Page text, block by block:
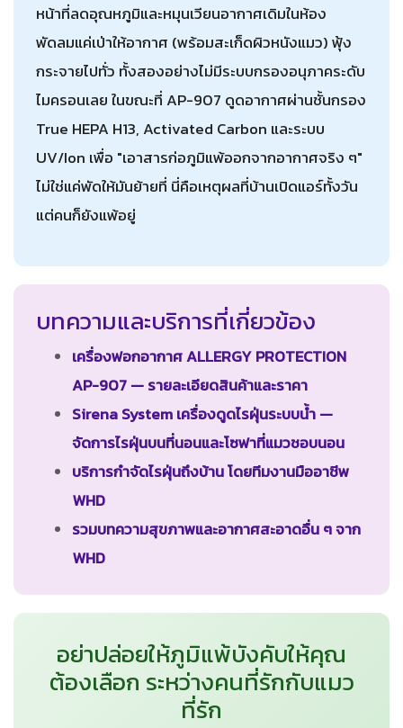
หน้าที่ลดอุณหภูมิและหมุนเวียนอากาศเดิมในห้อง
พัดลมแค่เป่าให้อากาศ (พร้อมสะเก็ดผิวหนังแมว) ฟุ้ง
กระจายไปทั่ว ทั้งสองอย่างไม่มีระบบกรองอนุภาคระดับ
ไมครอนเลย ในขณะที่ AP-907 ดูดอากาศผ่านชั้นกรอง
True HEPA H13, Activated Carbon และระบบ
UV/Ion เพื่อ "เอาสารก่อภูมิแพ้ออกจากอากาศจริง ๆ"
ไม่ใช่แค่พัดให้มันย้ายที่ นี่คือเหตุผลที่บ้านเปิดแอร์ทั้งวัน
แต่คนก็ยังแพ้อยู่
บทความและบริการที่เกี่ยวข้อง
เครื่องฟอกอากาศ ALLERGY PROTECTION
AP-907 — รายละเอียดสินค้าและราคา
Sirena System เครื่องดูดไรฝุ่นระบบน้ำ —
จัดการไรฝุ่นบนที่นอนและโซฟาที่แมวชอบนอน
บริการกำจัดไรฝุ่นถึงบ้าน โดยทีมงานมืออาชีพ
WHD
รวมบทความสุขภาพและอากาศสะอาดอื่น ๆ จาก
WHD
อย่าปล่อยให้ภูมิแพ้บังคับให้คุณ
ต้องเลือก ระหว่างคนที่รักกับแมว
ที่รัก